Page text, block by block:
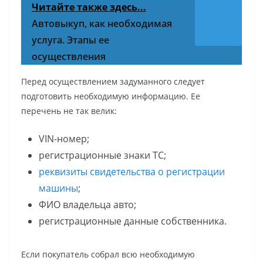
Читайте также здесь...
Автовыкуп, как необходимая
услуга. Этапы ее
осуществления
Перед осуществлением задуманного следует
подготовить необходимую информацию. Ее
перечень не так велик:
VIN-номер;
регистрационные знаки ТС;
реквизиты свидетельства о регистрации
машины;
ФИО владельца авто;
регистрационные данные собственника.
Если покупатель собрал всю необходимую